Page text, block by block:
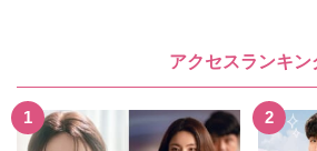
アクセスランキン